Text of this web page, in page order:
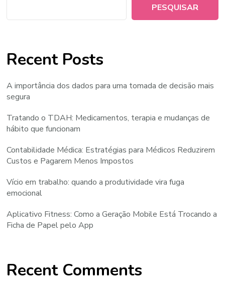
PESQUISAR
Recent Posts
A importância dos dados para uma tomada de decisão mais
segura
Tratando o TDAH: Medicamentos, terapia e mudanças de
hábito que funcionam
Contabilidade Médica: Estratégias para Médicos Reduzirem
Custos e Pagarem Menos Impostos
Vício em trabalho: quando a produtividade vira fuga
emocional
Aplicativo Fitness: Como a Geração Mobile Está Trocando a
Ficha de Papel pelo App
Recent Comments